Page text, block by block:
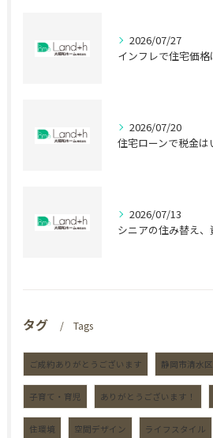
2026/07/27
2026/07/20
2026/07/13
タグ Tags
ご成約ありがとうございます 静岡市清水区
子育て・育児 ありがとうございます！
住環境 空間デザイン ライフスタイル